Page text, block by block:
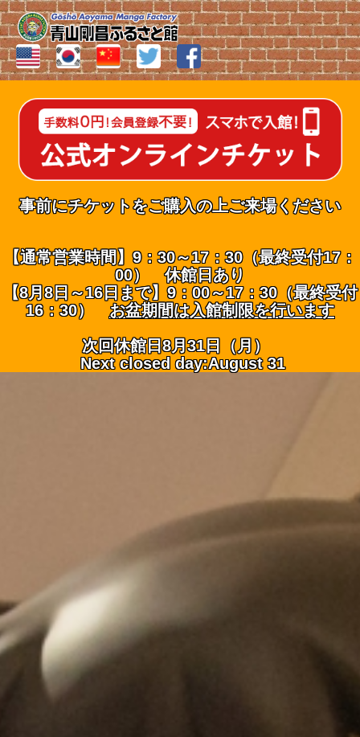
事前にチケットをご購入の上ご来場ください
【通常営業時間】9：30～17：30（最終受付17：
00） 休館日あり
【8月8日～16日まで】9：00～17：30（最終受付
16：30） お盆期間は入館制限を行います
次回休館日8月31日（月）
Next closed day:August 31